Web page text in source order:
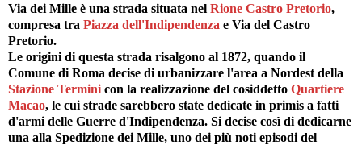
Via dei Mille è una strada situata nel Rione Castro Pretorio,
compresa tra Piazza dell'Indipendenza e Via del Castro
Pretorio.
Le origini di questa strada risalgono al 1872, quando il
Comune di Roma decise di urbanizzare l'area a Nordest della
Stazione Termini con la realizzazione del cosiddetto Quartiere
Macao, le cui strade sarebbero state dedicate in primis a fatti
d'armi delle Guerre d'Indipendenza. Si decise così di dedicarne
una alla Spedizione dei Mille, uno dei più noti episodi del